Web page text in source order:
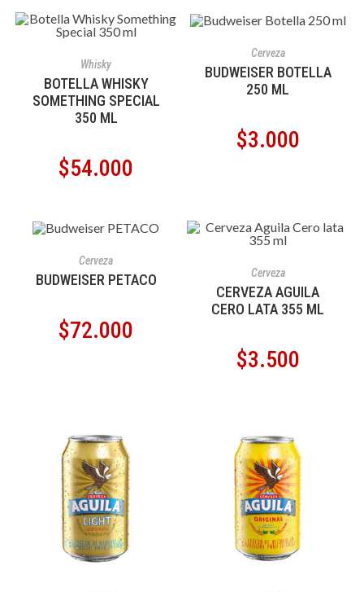
Whisky
BOTELLA WHISKY
SOMETHING SPECIAL
350 ML
$54.000
Cerveza
BUDWEISER BOTELLA
250 ML
$3.000
Cerveza
BUDWEISER PETACO
$72.000
Cerveza
CERVEZA AGUILA
CERO LATA 355 ML
$3.500